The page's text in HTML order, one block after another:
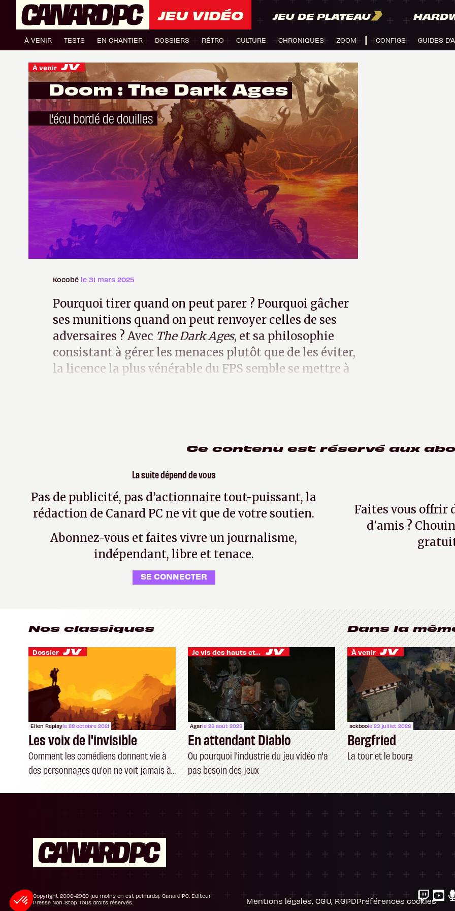
JEU VIDÉO JEU DE PLATEAU
À VENIR TESTS EN CHANTIER DOSSIERS RÉTRO CULTURE CHRONIQUES ZOOM CONFIGS GUIDES
À venir
Doom : The Dark Ages
L'écu bordé de douilles
Kocobé le 31 mars 2025
Pourquoi tirer quand on peut parer ? Pourquoi gâcher
ses munitions quand on peut renvoyer celles de ses
adversaires ? Avec The Dark Ages, et sa philosophie
consistant à gérer les menaces plutôt que de les éviter,
la licence la plus vénérable du FPS semble se mettre à
Ce contenu est réservé aux
La suite dépend de vous
Pas de publicité, pas d’actionnaire tout-puissant, la
rédaction de Canard PC ne vit que de votre soutien.
Abonnez-vous et faites vivre un journalisme,
indépendant, libre et tenace.
SE CONNECTER
Faites vous offrir
d'amis ?
Nos classiques
Dossier
Ellen Replayle 28 octobre 2021
Les voix de l'invisible
Comment les comédiens donnent vie à
des personnages qu'on ne voit jamais à
Je vis des hauts et des bas
Agarle 23 août 2023
En attendant Diablo
Ou pourquoi l'industrie du jeu vidéo n'a
pas besoin des jeux
Dans la
À venir
ackboole 23 juillet 2026
Bergfried
La tour et le bourg
Copyright 2000-2980 (au moins on est peinards), Canard PC. Editeur
Presse Non-Stop. Tous droits réservés.
Mentions légales, CGU, RGPDPréférences cookies
Notre plateforme vous permet d'adapter et de gérer vos paramètres de confidentialité,